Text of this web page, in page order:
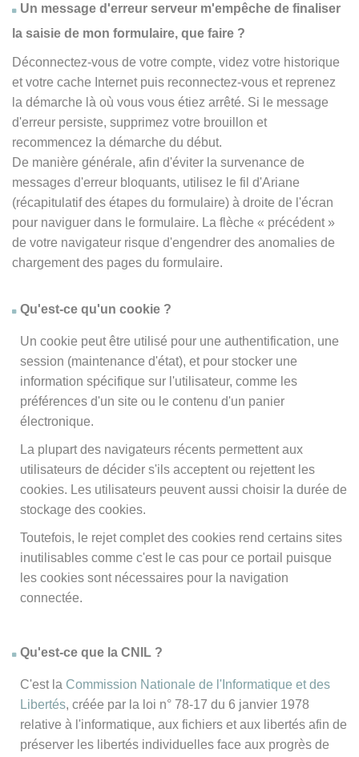
Un message d'erreur serveur m'empêche de finaliser
la saisie de mon formulaire, que faire ?
Déconnectez-vous de votre compte, videz votre historique
et votre cache Internet puis reconnectez-vous et reprenez
la démarche là où vous vous étiez arrêté. Si le message
d'erreur persiste, supprimez votre brouillon et
recommencez la démarche du début.
De manière générale, afin d'éviter la survenance de
messages d'erreur bloquants, utilisez le fil d'Ariane
(récapitulatif des étapes du formulaire) à droite de l'écran
pour naviguer dans le formulaire. La flèche « précédent »
de votre navigateur risque d'engendrer des anomalies de
chargement des pages du formulaire.
Qu'est-ce qu'un cookie ?
Un cookie peut être utilisé pour une authentification, une
session (maintenance d'état), et pour stocker une
information spécifique sur l'utilisateur, comme les
préférences d'un site ou le contenu d'un panier
électronique.
La plupart des navigateurs récents permettent aux
utilisateurs de décider s'ils acceptent ou rejettent les
cookies. Les utilisateurs peuvent aussi choisir la durée de
stockage des cookies.
Toutefois, le rejet complet des cookies rend certains sites
inutilisables comme c'est le cas pour ce portail puisque
les cookies sont nécessaires pour la navigation
connectée.
Qu'est-ce que la CNIL ?
C'est la Commission Nationale de l'Informatique et des
Libertés, créée par la loi n° 78-17 du 6 janvier 1978
relative à l'informatique, aux fichiers et aux libertés afin de
préserver les libertés individuelles face aux progrès de